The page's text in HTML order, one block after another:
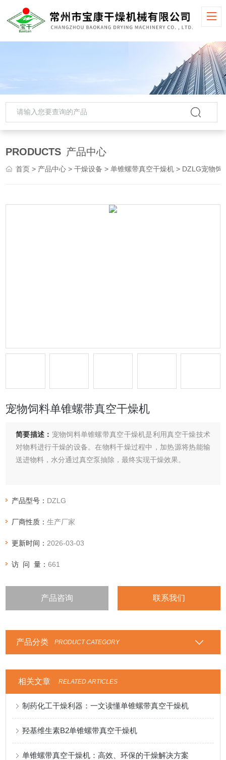
PRODUCTS 产品中心
首页 > 产品中心 >干燥设备 >单锥螺带真空干燥机 > DZLG宠物饲料单锥螺带真空干燥机
宠物饲料单锥螺带真空干燥机
简要描述： 宠物饲料单锥螺带真空干燥机是利用真空干燥技术
对物料进行干燥的设备。在物料干燥过程中，加热源将热能输
送进物料，水分通过真空泵抽除，最终实现干燥效果。
产品型号： DZLG
厂商性质：生产厂家
更新时间： 2026-03-03
访 问 量：661
产品咨询 联系我们
产品分类 PRODUCT CATEGORY
相关文章 RELATED ARTICLES
制药化工干燥利器：一文读懂单锥螺带真空干燥机
羟基维生素B2单锥螺带真空干燥机
单锥螺带真空干燥机：高效、环保的干燥解决方案